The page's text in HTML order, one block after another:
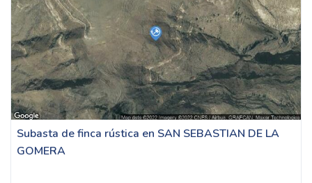
Subasta de finca rústica en SAN SEBASTIAN DE LA
GOMERA